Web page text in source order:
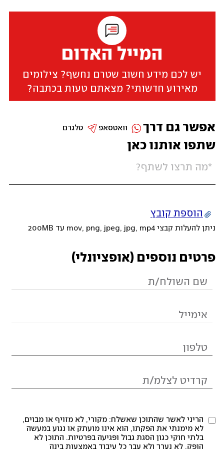
המייל האדום
יש לכם מידע חשוב שטרם נחשף? צילומים
מאירוע חדשותי? מצאתם טעות בכתבה?
שתפו אותנו כאן
הוספת קובץ
ניתן להעלות קבצי mov, png, jpeg, jpg, mp4 עד 200MB
פרטים נוספים (אופציונלי)
הריני לאשר שהתוכן שאשלח: מקורי, לא מזויף או מבוים,
לא מימנתי את הפקתו, הוא אינו מועתק או נגוע במעשה
בלתי חוקי כגון הסגת גבול ופגיעה בפרטיות. התוכן לא
הופק, לא נערך ולא עבר כל עיבוד באמצעות בינה
אפשר גם דרך טלגרם וואטסאפ